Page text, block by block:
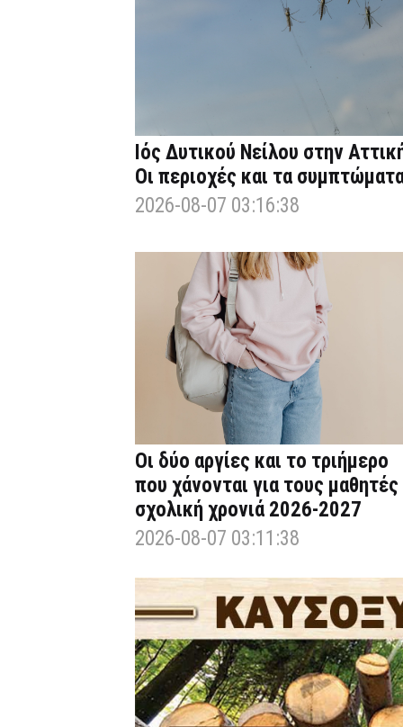
Ιός Δυτικού Νείλου στην
Οι περιοχές και τα
2026-08-07 03:16:38
Οι δύο αργίες και το τριήμερο
που χάνονται για τους μαθητές
σχολική χρονιά 2026-2027
2026-08-07 03:11:38